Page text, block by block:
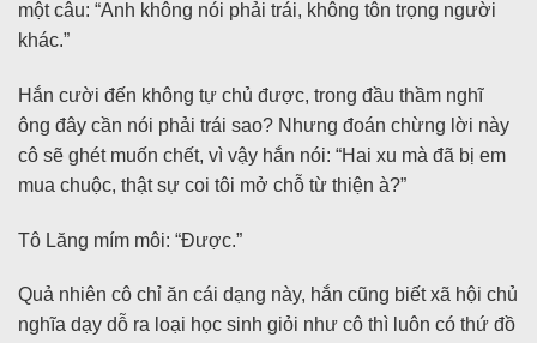
một câu: “Anh không nói phải trái, không tôn trọng người
khác.”
Hắn cười đến không tự chủ được, trong đầu thầm nghĩ
ông đây cần nói phải trái sao? Nhưng đoán chừng lời này
cô sẽ ghét muốn chết, vì vậy hắn nói: “Hai xu mà đã bị em
mua chuộc, thật sự coi tôi mở chỗ từ thiện à?”
Tô Lăng mím môi: “Được.”
Quả nhiên cô chỉ ăn cái dạng này, hắn cũng biết xã hội chủ
nghĩa dạy dỗ ra loại học sinh giỏi như cô thì luôn có thứ đồ